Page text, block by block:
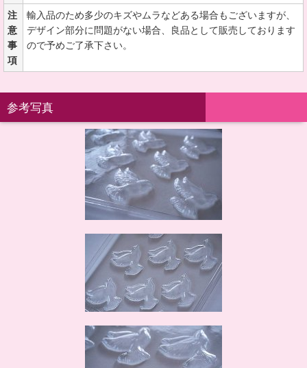
注
意
事
項
輸入品のため多少のキズやムラなどある場合もございますが、
デザイン部分に問題がない場合、良品として販売しております
ので予めご了承下さい。
参考写真